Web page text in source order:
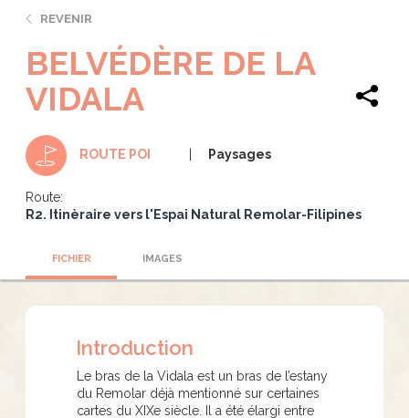
REVENIR
BELVÉDÈRE DE LA
VIDALA
ROUTE POI Paysages
Route:
R2. Itinèraire vers l'Espai Natural Remolar-Filipines
FICHIER IMAGES
Introduction
Le bras de la Vidala est un bras de l’estany
du Remolar déjà mentionné sur certaines
cartes du XIXe siècle. Il a été élargi entre